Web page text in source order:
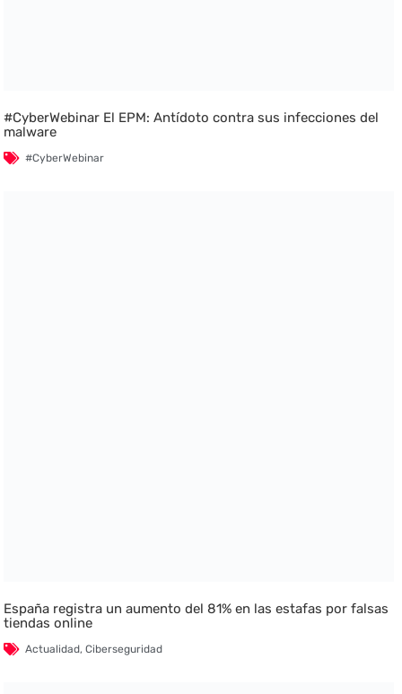
#CyberWebinar El EPM: Antídoto contra sus infecciones del
malware
#CyberWebinar
España registra un aumento del 81% en las estafas por falsas
tiendas online
Actualidad,Ciberseguridad